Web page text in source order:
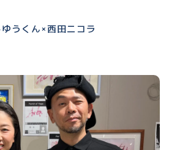
うくん×西田ニコラ